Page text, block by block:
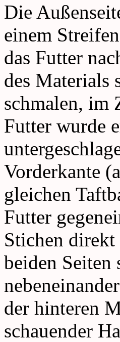
Die
einem
das Futter
des Materials
schmalen, im
Futter wurde
Vorderkante
gleichen
Futter
Stichen direkt
beiden Seiten
der hinteren
schauender